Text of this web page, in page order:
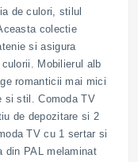
de culori, stilul
colectie
si asigura
Mobilierul alb
romanticii mai mici
si stil. Comoda TV
de depozitare si 2
TV cu 1 sertar si
din PAL melaminat